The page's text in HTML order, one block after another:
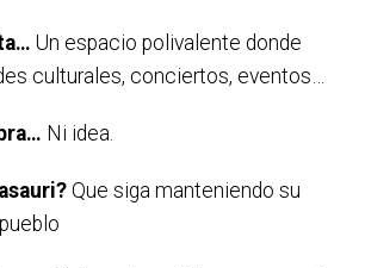
Un espacio polivalente donde
culturales, conciertos, eventos…
Ni idea.
Que siga manteniendo su